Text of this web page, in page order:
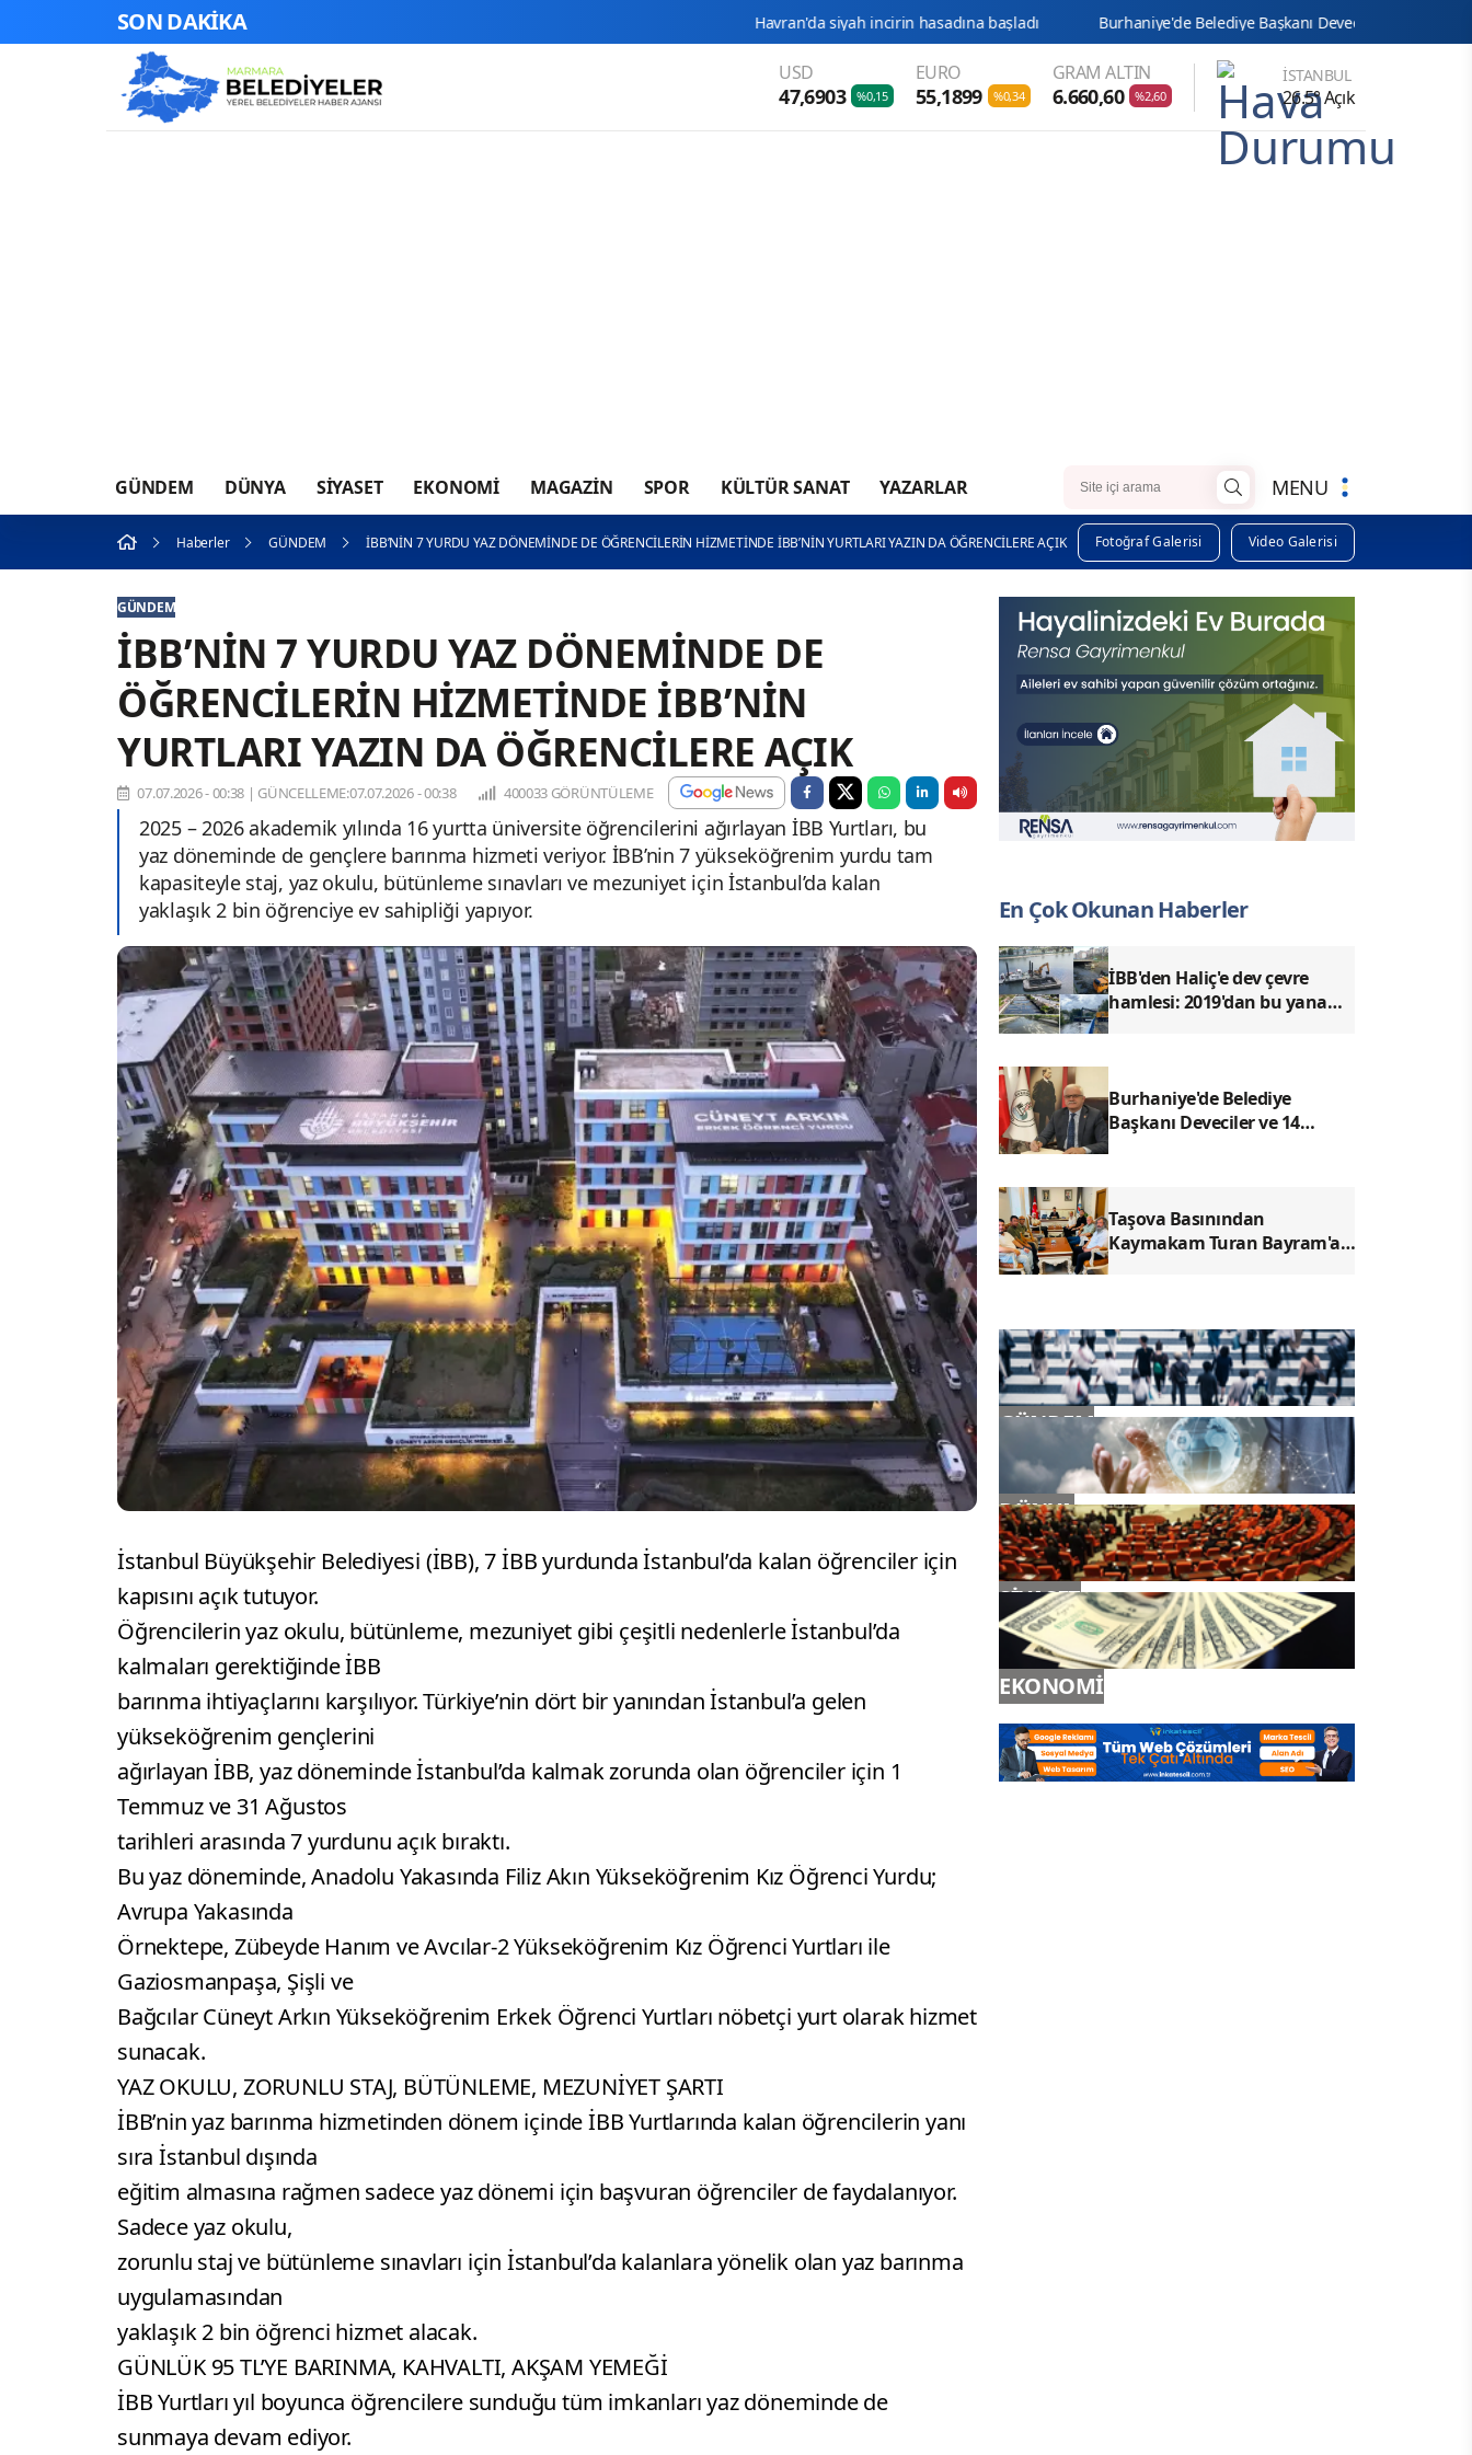
SON DAKİKA Havran'da siyah incirin hasadına başladı Burhaniye'de Belediye Başkanı Deveciler ve 14 meclis üyesi YENİ Parti'ye
USD
47,6903 %0,15
EURO
55,1899 %0,34
GRAM ALTIN
6.660,60 %2,60
İSTANBUL
26.5° Açık
GÜNDEM DÜNYA SİYASET EKONOMİ MAGAZİN SPOR KÜLTÜR SANAT YAZARLAR MENU
Haberler GÜNDEM İBB’NİN 7 YURDU YAZ DÖNEMİNDE DE ÖĞRENCİLERİN HİZMETİNDE İBB’NİN YURTLARI YAZIN DA ÖĞRENCİLERE AÇIK Fotoğraf Galerisi Video Galerisi
GÜNDEM
İBB’NİN 7 YURDU YAZ DÖNEMİNDE DE
ÖĞRENCİLERİN HİZMETİNDE İBB’NİN
YURTLARI YAZIN DA ÖĞRENCİLERE AÇIK
07.07.2026 - 00:38 | GÜNCELLEME:07.07.2026 - 00:38 400033 GÖRÜNTÜLEME
2025 – 2026 akademik yılında 16 yurtta üniversite öğrencilerini ağırlayan İBB Yurtları, bu
yaz döneminde de gençlere barınma hizmeti veriyor. İBB’nin 7 yükseköğrenim yurdu tam
kapasiteyle staj, yaz okulu, bütünleme sınavları ve mezuniyet için İstanbul’da kalan
yaklaşık 2 bin öğrenciye ev sahipliği yapıyor.
İstanbul Büyükşehir Belediyesi (İBB), 7 İBB yurdunda İstanbul’da kalan öğrenciler için
kapısını açık tutuyor.
Öğrencilerin yaz okulu, bütünleme, mezuniyet gibi çeşitli nedenlerle İstanbul’da
kalmaları gerektiğinde İBB
barınma ihtiyaçlarını karşılıyor. Türkiye’nin dört bir yanından İstanbul’a gelen
yükseköğrenim gençlerini
ağırlayan İBB, yaz döneminde İstanbul’da kalmak zorunda olan öğrenciler için 1
Temmuz ve 31 Ağustos
tarihleri arasında 7 yurdunu açık bıraktı.
Bu yaz döneminde, Anadolu Yakasında Filiz Akın Yükseköğrenim Kız Öğrenci Yurdu;
Avrupa Yakasında
Örnektepe, Zübeyde Hanım ve Avcılar-2 Yükseköğrenim Kız Öğrenci Yurtları ile
Gaziosmanpaşa, Şişli ve
Bağcılar Cüneyt Arkın Yükseköğrenim Erkek Öğrenci Yurtları nöbetçi yurt olarak hizmet
sunacak.
YAZ OKULU, ZORUNLU STAJ, BÜTÜNLEME, MEZUNİYET ŞARTI
İBB’nin yaz barınma hizmetinden dönem içinde İBB Yurtlarında kalan öğrencilerin yanı
sıra İstanbul dışında
eğitim almasına rağmen sadece yaz dönemi için başvuran öğrenciler de faydalanıyor.
Sadece yaz okulu,
zorunlu staj ve bütünleme sınavları için İstanbul’da kalanlara yönelik olan yaz barınma
uygulamasından
yaklaşık 2 bin öğrenci hizmet alacak.
GÜNLÜK 95 TL’YE BARINMA, KAHVALTI, AKŞAM YEMEĞİ
İBB Yurtları yıl boyunca öğrencilere sunduğu tüm imkanları yaz döneminde de
sunmaya devam ediyor.
En Çok Okunan Haberler
İBB'den Haliç'e dev çevre
hamlesi: 2019'dan bu yana
Burhaniye'de Belediye
Başkanı Deveciler ve 14
Taşova Basınından
Kaymakam Turan Bayram'a
GÜNDEM
DÜNYA
SİYASET
EKONOMİ